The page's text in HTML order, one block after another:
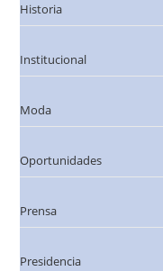
Historia
Institucional
Moda
Oportunidades
Prensa
Presidencia